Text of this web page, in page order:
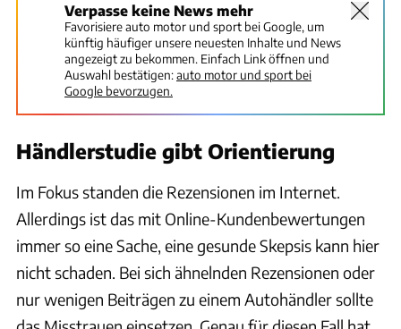
Verpasse keine News mehr
Favorisiere auto motor und sport bei Google, um
künftig häufiger unsere neuesten Inhalte und News
angezeigt zu bekommen. Einfach Link öffnen und
Auswahl bestätigen:auto motor und sport bei
Google bevorzugen.
Händlerstudie gibt Orientierung
Im Fokus standen die Rezensionen im Internet.
Allerdings ist das mit Online-Kundenbewertungen
immer so eine Sache, eine gesunde Skepsis kann hier
nicht schaden. Bei sich ähnelnden Rezensionen oder
nur wenigen Beiträgen zu einem Autohändler sollte